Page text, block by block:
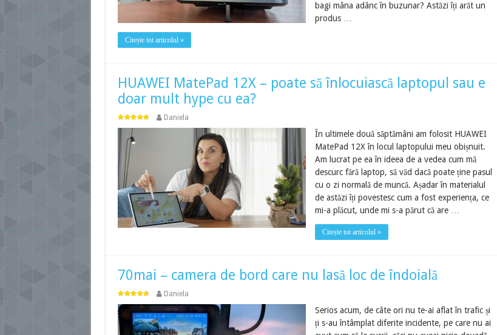
bagi mâna adânc în buzunar? Astăzi îți arăt un
produs …
Citește tot articolul »
HUAWEI MatePad 12X – poate să înlocuiască laptopul sau e
doar mult hype cu ea?
Daniela
În ultimele două săptămâni am folosit HUAWEI
MatePad 12X în locul laptopului meu obișnuit.
Am lucrat pe ea în ideea de a vedea cum mă
descurc fără laptop, să văd dacă poate ține pasul
cu o zi normală de muncă. Așadar în materialul
de astăzi îți povestesc cum a fost experiența, ce
mi-a plăcut, unde mi s-a părut că are …
Citește tot articolul »
70mai – camera de bord care nu lasă loc de îndoială
Daniela
Serios acum, de câte ori nu te-ai aflat în trafic și
ți s-au întâmplat diferite incidente, pe care nu ai